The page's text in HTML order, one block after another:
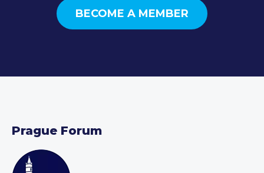
BECOME A MEMBER
Prague Forum